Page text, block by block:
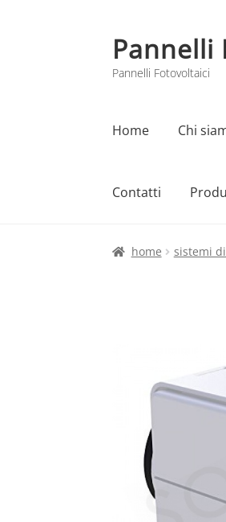
Vai
alla
navigazione
Vai
al
contenuto
Pannelli
Pannelli Fotovoltaici
Home Chi
Contatti
Home Cart Checkout
home sistemi